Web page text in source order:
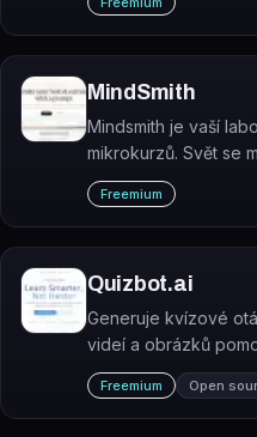
čase.
MindSmith
Mindsmith je vaší
mikrokurzů. Svět se
spoléhali na
Freemium
Quizbot.ai
Generuje kvízové
videí a obrázků
libovolný obsah na
sekund.
Freemium Open